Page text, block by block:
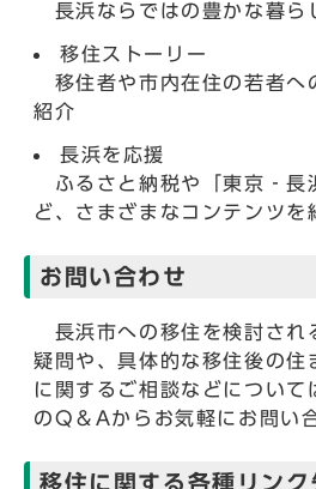
長浜ならではの豊かな暮ら
移住ストーリー
移住者や市内在住の若者へ
紹介
長浜を応援
ふるさと納税や「東京‐長
ど、さまざまなコンテンツを
お問い合わせ
長浜市への移住を検討され
疑問や、具体的な移住後の住
に関するご相談などについて
のQ＆Aからお気軽にお問い
移住に関する各種リンク